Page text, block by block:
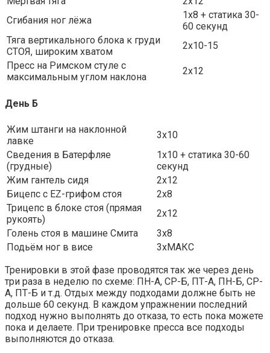
Сгибания ног лёжа
1х8 + статика 30-
60 секунд
Тяга вертикального блока к груди
СТОЯ, широким хватом
2х10-15
Пресс на Римском стуле с
максимальным углом наклона
2х12
День Б
Жим штанги на наклонной
лавке
3х10
Сведения в Батерфляе
(грудные)
1х10 + статика 30-60
секунд
Жим гантель сидя
2х12
Бицепс с EZ-грифом стоя
2х8
Трицепс в блоке стоя (прямая
рукоять)
2х12
Голень стоя в машине Смита
3х8
Подьём ног в висе
3хМАКС
Тренировки в этой фазе проводятся так же через день
три раза в неделю по схеме: ПН-А, СР-Б, ПТ-А, ПН-Б, СР-
А, ПТ-Б и т.д. Отдых между подходами должне быть не
дольше 60 секунд. В каждом упражнении последний
подход нужно выполнять до отказа, то есть пока можете
пока и делаете. При тренировке пресса все подходы
выполняются до отказа.